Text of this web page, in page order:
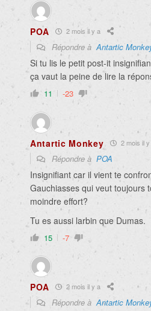
POA 2 mois il y a
Répondre à Antartic
Si tu lis le petit post-it
ça vaut la peine de lire la
11 -23
Antartic Monkey 2 mois il y
Répondre à POA
Insignifiant car il vient te
Gauchiasses qui veut toujours
moindre effort?
Tu es aussi larbin que Dumas.
15 -7
POA 2 mois il y a
Répondre à Antartic